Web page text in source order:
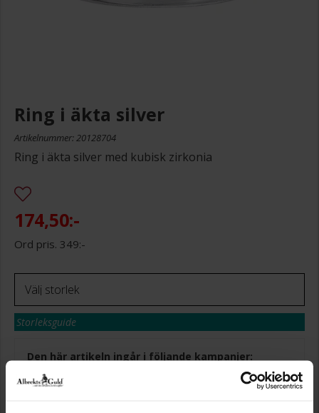
Ring i äkta silver
Artikelnummer: 20128704
Ring i äkta silver med kubisk zirkonia
174,50:-
349:-
Storleksguide
Den här artikeln ingår i följande kampanjer:
Sommarrea - 50%!
50% rabatt på utvalda produkter. Gäller på ordinarie priser och